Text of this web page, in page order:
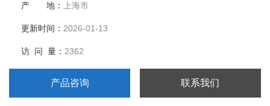
内胆尺寸（mm）：500*400*600
外胆尺寸（mm）：700*1040*1750
产 地：上海市
更新时间：2026-01-13
访 问 量：2362
产品咨询 联系我们